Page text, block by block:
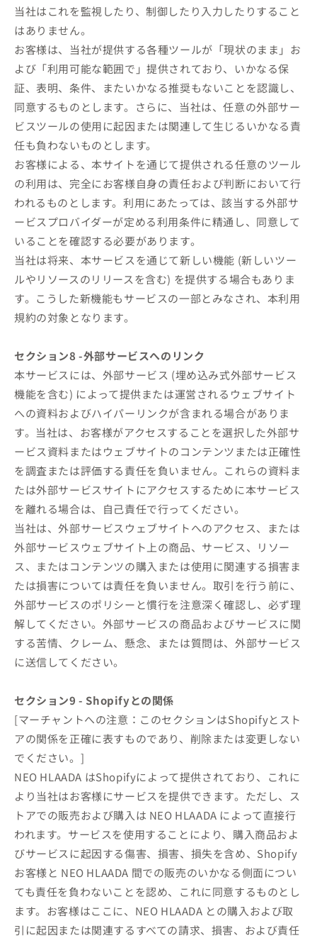
当社はこれを監視したり、制御したり入力したりすること
はありません。
お客様は、当社が提供する各種ツールが「現状のまま」お
よび「利用可能な範囲で」提供されており、いかなる保
証、表明、条件、またいかなる推奨もないことを認識し、
同意するものとします。さらに、当社は、任意の外部サー
ビスツールの使用に起因または関連して生じるいかなる責
任も負わないものとします。
お客様による、本サイトを通じて提供される任意のツール
の利用は、完全にお客様自身の責任および判断において行
われるものとします。利用にあたっては、該当する外部サ
ービスプロバイダーが定める利用条件に精通し、同意して
いることを確認する必要があります。
当社は将来、本サービスを通じて新しい機能 (新しいツー
ルやリソースのリリースを含む) を提供する場合もありま
す。こうした新機能もサービスの一部とみなされ、本利用
規約の対象となります。
セクション8 -外部サービスへのリンク
本サービスには、外部サービス (埋め込み式外部サービス
機能を含む) によって提供または運営されるウェブサイト
への資料およびハイパーリンクが含まれる場合がありま
す。当社は、お客様がアクセスすることを選択した外部サ
ービス資料またはウェブサイトのコンテンツまたは正確性
を調査または評価する責任を負いません。これらの資料ま
たは外部サービスサイトにアクセスするために本サービス
を離れる場合は、自己責任で行ってください。
当社は、外部サービスウェブサイトへのアクセス、または
外部サービスウェブサイト上の商品、サービス、リソー
ス、またはコンテンツの購入または使用に関連する損害ま
たは損害については責任を負いません。取引を行う前に、
外部サービスのポリシーと慣行を注意深く確認し、必ず理
解してください。外部サービスの商品およびサービスに関
する苦情、クレーム、懸念、または質問は、外部サービス
に送信してください。
セクション9 - Shopifyとの関係
[マーチャントへの注意：このセクションはShopifyとスト
アの関係を正確に表すものであり、削除または変更しない
でください。]
NEO HLAADA はShopifyによって提供されており、これに
より当社はお客様にサービスを提供できます。ただし、ス
トアでの販売および購入は NEO HLAADA によって直接行
われます。サービスを使用することにより、購入商品およ
びサービスに起因する傷害、損害、損失を含め、Shopify
お客様と NEO HLAADA 間での販売のいかなる側面につい
ても責任を負わないことを認め、これに同意するものとし
ます。お客様はここに、NEO HLAADA との購入および取
引に起因または関連するすべての請求、損害、および責任